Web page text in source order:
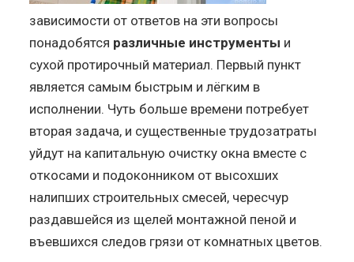
зависимости от ответов на эти вопросы
понадобятся различные инструменты и
сухой протирочный материал. Первый пункт
является самым быстрым и лёгким в
исполнении. Чуть больше времени потребует
вторая задача, и существенные трудозатраты
уйдут на капитальную очистку окна вместе с
откосами и подоконником от высохших
налипших строительных смесей, чересчур
раздавшейся из щелей монтажной пеной и
въевшихся следов грязи от комнатных цветов.